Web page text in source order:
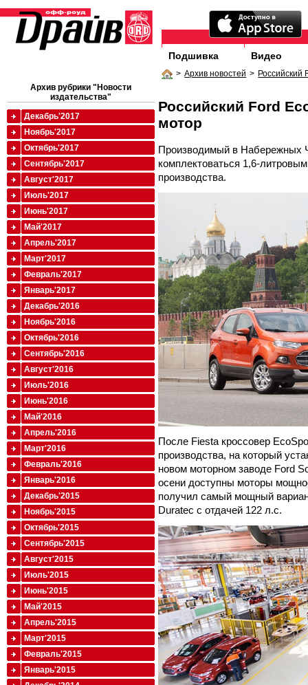
Подшивка Видео
> Архив новостей > Российский
Российский Ford
мотор
Производимый в Набережных
комплектоваться 1,6-
производства.
После Fiesta кроссовер
производства, на который
новом моторном заводе Ford
осени доступны моторы
получил самый мощный
Duratec с отдачей 122 л.с.
Архив рубрики "Новости
издательства"
Декабрь'2017
Ноябрь'2017
Октябрь'2017
Сентябрь'2017
Август'2017
Июль'2017
Июнь'2017
Май'2017
Апрель'2017
Март'2017
Февраль'2017
Январь'2017
Декабрь'2016
Ноябрь'2016
Октябрь'2016
Сентябрь'2016
Август'2016
Июль'2016
Июнь'2016
Май'2016
Апрель'2016
Март'2016
Февраль'2016
Январь'2016
Декабрь'2015
Ноябрь'2015
Октябрь'2015
Сентябрь'2015
Август'2015
Июль'2015
Июнь'2015
Май'2015
Апрель'2015
Март'2015
Февраль'2015
Январь'2015